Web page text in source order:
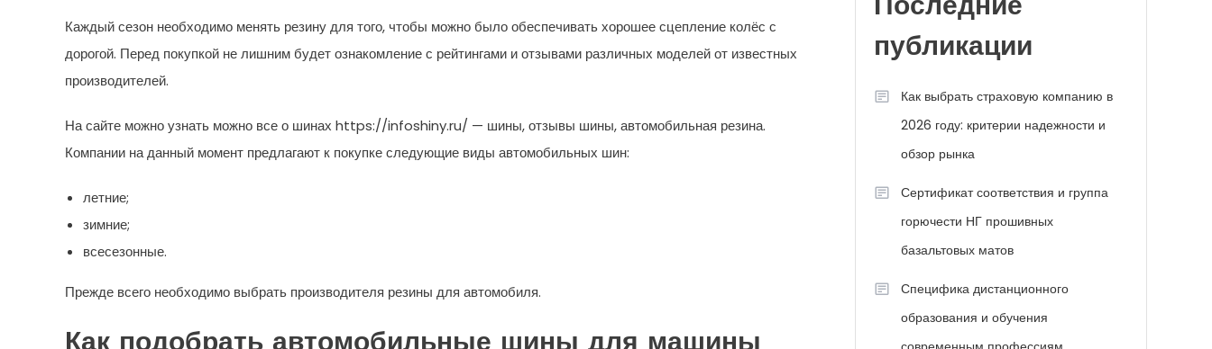
Каждый сезон необходимо менять резину для того, чтобы можно было обеспечивать хорошее сцепление колёс с
дорогой. Перед покупкой не лишним будет ознакомление с рейтингами и отзывами различных моделей от известных
производителей.
На сайте можно узнать можно все о шинах https://infoshiny.ru/ — шины, отзывы шины, автомобильная резина.
Компании на данный момент предлагают к покупке следующие виды автомобильных шин:
летние;
зимние;
всесезонные.
Прежде всего необходимо выбрать производителя резины для автомобиля.
Последние
публикации
Как выбрать страховую компанию в
2026 году: критерии надежности и
обзор рынка
Сертификат соответствия и группа
горючести НГ прошивных
базальтовых матов
Специфика дистанционного
образования и обучения